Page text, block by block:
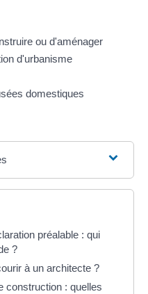
ou d'aménager
d'urbanisme
domestiques
préalable : qui
?
à un architecte ?
construction : quelles